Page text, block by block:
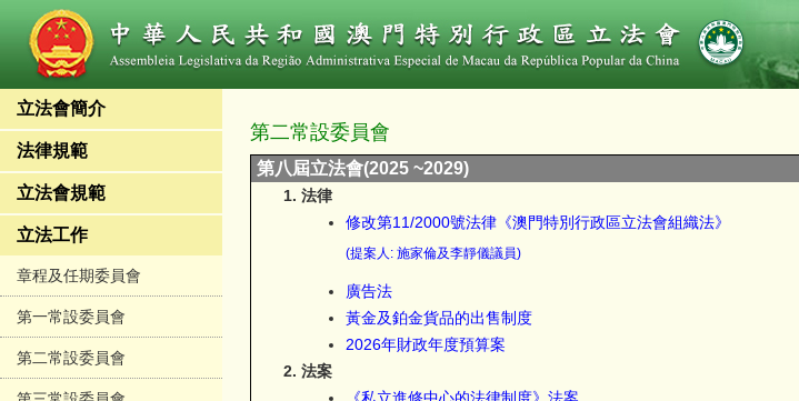
立法會簡介
法律規範
立法會規範
立法工作
章程及任期委員會
第一常設委員會
第二常設委員會
第二常設委員會
第八屆立法會(2025 ~2029)
法律
修改第11/2000號法律《澳門特別行政區立法會組織法》
(提案人: 施家倫及李靜儀議員)
廣告法
黃金及鉑金貨品的出售制度
2026年財政年度預算案
法案